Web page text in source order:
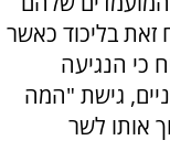
זאת בליכוד כאשר
כי הנגיעה
גישת "המה
אותו לשר